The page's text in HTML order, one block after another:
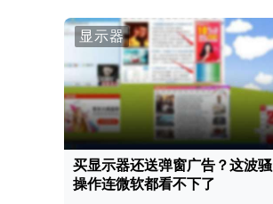
显示器
买显示器还送弹窗广告？这波骚
操作连微软都看不下了